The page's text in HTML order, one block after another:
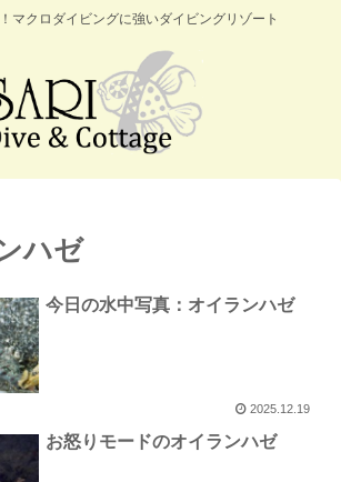
マクロダイビングに強いダイビングリゾート
ハゼ
今日の水中写真：オイランハゼ
2025.12.19
お怒りモードのオイランハゼ